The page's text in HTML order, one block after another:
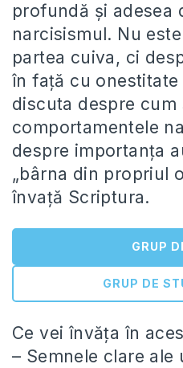
profundă și adesea
narcisismul. Nu
partea cuiva, ci
în față cu onestitate
discuta despre
comportamentele
despre importanța
„bârna din propriul
învață Scriptura.
GRUP
GRUP DE
Ce vei învăța în
– Semnele clare